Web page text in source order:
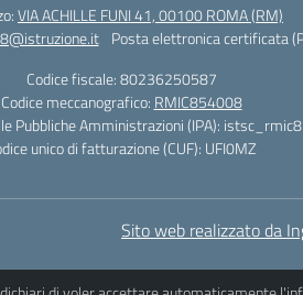
VIA ACHILLE FUNI 41, 00100 ROMA (RM)
Posta elettronica certificata
Codice fiscale: 80236250587
Codice meccanografico: RMIC854008
Pubbliche Amministrazioni (IPA):
unico di fatturazione (CUF): UFI0MZ
Sito web realizzato da